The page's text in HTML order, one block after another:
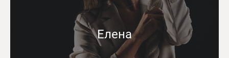
Елена